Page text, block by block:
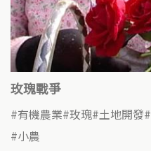
玫瑰戰爭
有機農業 玫瑰 土地開發
小農